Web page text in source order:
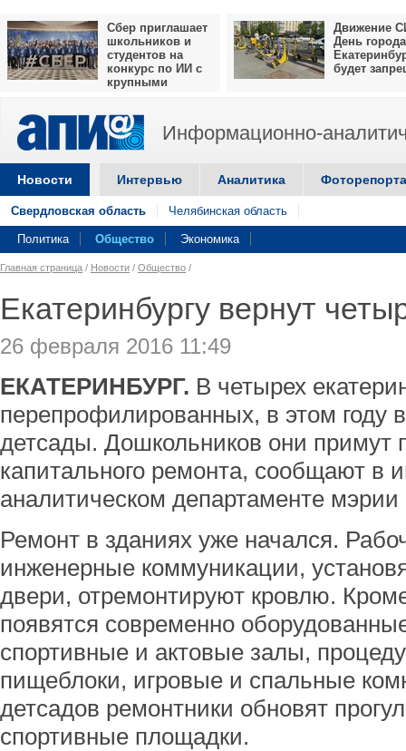
Сбер приглашает
школьников и
студентов на
конкурс по ИИ с
крупными
Движение
День города
будет
Информационно-
Новости Интервью Аналитика
Свердловская область Челябинская область
Политика Общество Экономика
Главная страница / Новости / Общество /
Екатеринбургу вернут
26 февраля 2016 11:49
ЕКАТЕРИНБУРГ. В четырех
перепрофилированных, в этом году
детсады. Дошкольников они примут
капитального ремонта, сообщают в
аналитическом департаменте мэрии
Ремонт в зданиях уже начался.
инженерные коммуникации,
двери, отремонтируют кровлю.
появятся современно
спортивные и актовые залы,
пищеблоки, игровые и спальные
детсадов ремонтники обновят
спортивные площадки.